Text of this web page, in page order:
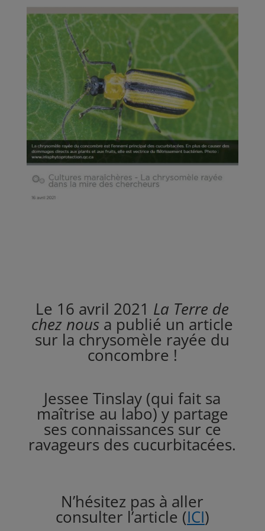
Le 16 avril 2021 La Terre de
chez nous a publié un article
sur la chrysomèle rayée du
concombre !
Jessee Tinslay (qui fait sa
maîtrise au labo) y partage
ses connaissances sur ce
ravageurs des cucurbitacées.
N’hésitez pas à aller
consulter l’article (ICI)